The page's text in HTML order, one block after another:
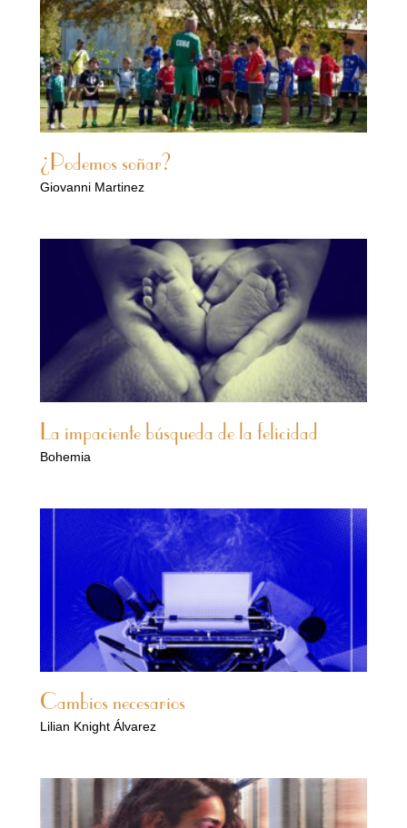
¿Podemos soñar?
Giovanni Martinez
La impaciente búsqueda de la felicidad
Bohemia
Cambios necesarios
Lilian Knight Álvarez